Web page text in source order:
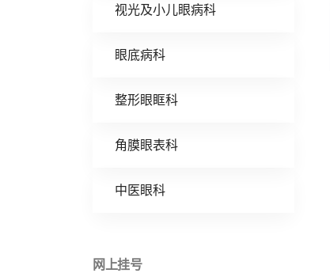
视光及小儿眼病科
眼底病科
整形眼眶科
角膜眼表科
中医眼科
网上挂号